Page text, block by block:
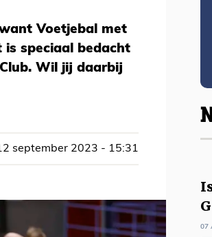
Voetjebal met
is speciaal bedacht
Wil jij daarbij
september 2023 - 15:31
07